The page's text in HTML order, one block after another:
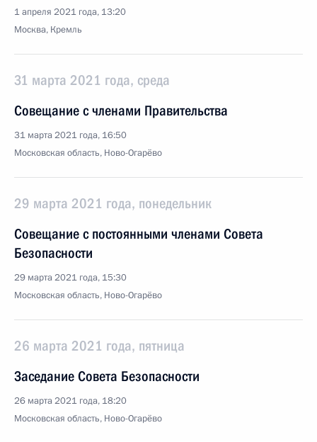
1 апреля 2021 года, 13:20
Москва, Кремль
31 марта 2021 года, среда
Совещание с членами Правительства
31 марта 2021 года, 16:50
Московская область, Ново-Огарёво
29 марта 2021 года, понедельник
Совещание с постоянными членами Совета
Безопасности
29 марта 2021 года, 15:30
Московская область, Ново-Огарёво
26 марта 2021 года, пятница
Заседание Совета Безопасности
26 марта 2021 года, 18:20
Московская область, Ново-Огарёво